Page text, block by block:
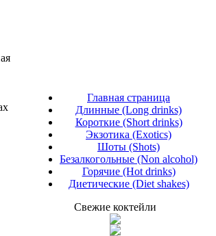
Главная страница
Длинные (Long drinks)
Короткие (Short drinks)
Экзотика (Exotics)
Шоты (Shots)
Безалкогольные (Non alcohol)
Горячие (Hot drinks)
Диетические (Diet shakes)
Свежие коктейли